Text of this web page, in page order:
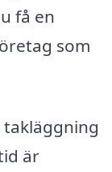
få en
som
takläggning
är